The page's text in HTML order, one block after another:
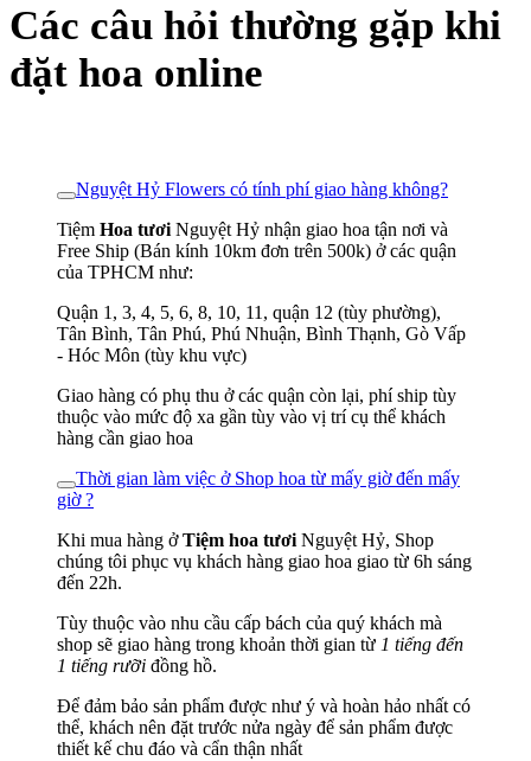
Các câu hỏi thường gặp khi
đặt hoa online
Nguyệt Hỷ Flowers có tính phí giao hàng không?
Tiệm Hoa tươi Nguyệt Hỷ nhận giao hoa tận nơi và
Free Ship (Bán kính 10km đơn trên 500k) ở các quận
của TPHCM như:
Quận 1, 3, 4, 5, 6, 8, 10, 11, quận 12 (tùy phường),
Tân Bình, Tân Phú, Phú Nhuận, Bình Thạnh, Gò Vấp
- Hóc Môn (tùy khu vực)
Giao hàng có phụ thu ở các quận còn lại, phí ship tùy
thuộc vào mức độ xa gần tùy vào vị trí cụ thể khách
hàng cần giao hoa
Thời gian làm việc ở Shop hoa từ mấy giờ đến mấy
giờ ?
Khi mua hàng ởTiệm hoa tươi Nguyệt Hỷ, Shop
chúng tôi phục vụ khách hàng giao hoa giao từ 6h sáng
đến 22h.
Tùy thuộc vào nhu cầu cấp bách của quý khách mà
shop sẽ giao hàng trong khoản thời gian từ 1 tiếng đến
1 tiếng rưỡi đồng hồ.
Để đảm bảo sản phẩm được như ý và hoàn hảo nhất có
thể, khách nên đặt trước nửa ngày để sản phẩm được
thiết kế chu đáo và cẩn thận nhất